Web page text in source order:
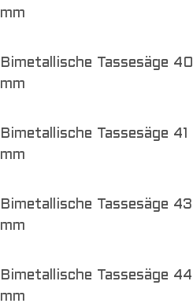
mm
Bimetallische Tassesäge 40
mm
Bimetallische Tassesäge 41
mm
Bimetallische Tassesäge 43
mm
Bimetallische Tassesäge 44
mm